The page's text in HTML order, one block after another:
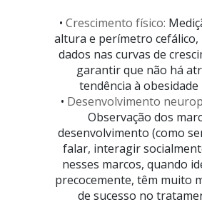
• Crescimento físico:
altura e perímetro
dados nas curvas de
garantir que não há
tendência à
• Desenvolvimento
Observação dos
desenvolvimento (como
falar, interagir
nesses marcos, quando
precocemente, têm muito
de sucesso no